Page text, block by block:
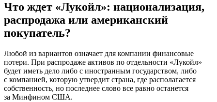
Что ждет «Лукойл»: национализация,
распродажа или американский
покупатель?
Любой из вариантов означает для компании финансовые
потери. При распродаже активов по отдельности «Лукойл»
будет иметь дело либо с иностранным государством, либо
с компанией, которую утвердит страна, где располагается
собственность, но последнее слово все равно останется
за Минфином США.